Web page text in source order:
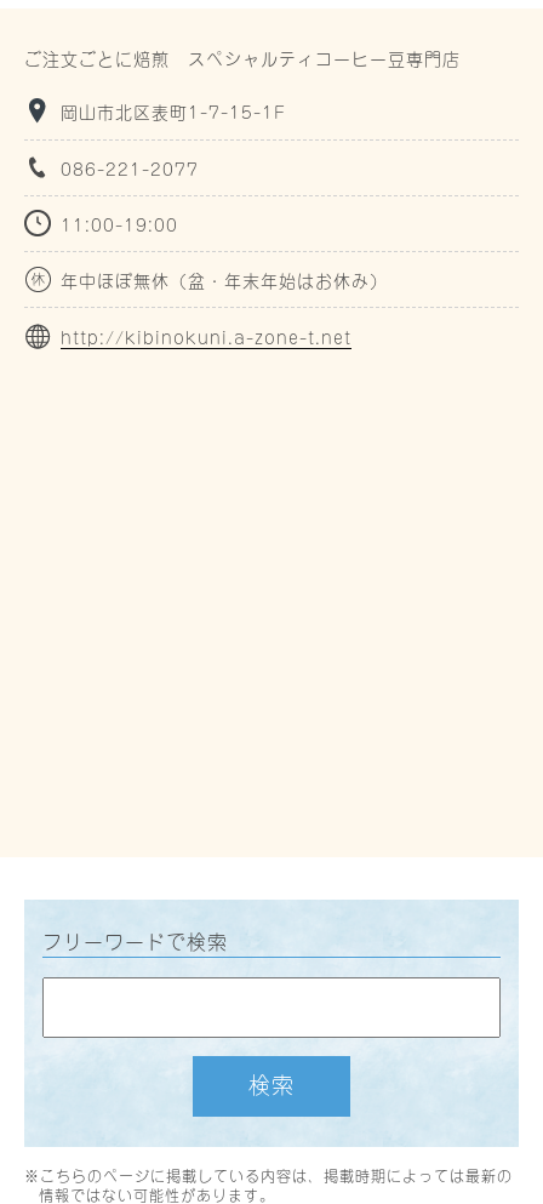
ご注文ごとに焙煎 スペシャルティコーヒー豆専門店
岡山市北区表町1-7-15-1F
086-221-2077
11:00-19:00
年中ほぼ無休（盆・年末年始はお休み）
http://kibinokuni.a-zone-t.net
フリーワードで検索
検索
※こちらのページに掲載している内容は、掲載時期によっては最新の
情報ではない可能性があります。